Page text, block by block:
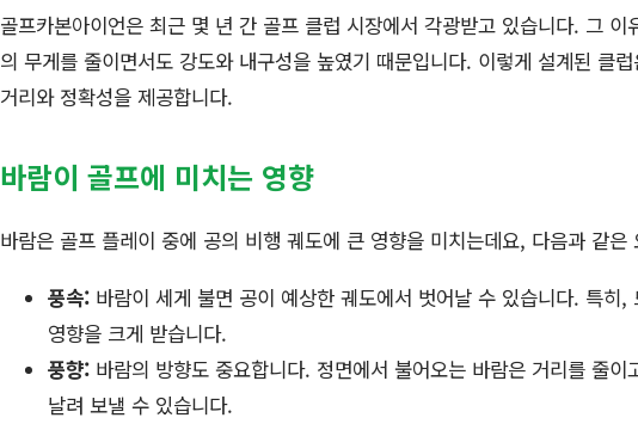
골프카본아이언은 최근 몇 년 간 골프 클럽 시장에서 각광받고 있습니다. 그
의 무게를 줄이면서도 강도와 내구성을 높였기 때문입니다. 이렇게 설계된 클
거리와 정확성을 제공합니다.
바람이 골프에 미치는 영향
바람은 골프 플레이 중에 공의 비행 궤도에 큰 영향을 미치는데요, 다음과 같은
풍속: 바람이 세게 불면 공이 예상한 궤도에서 벗어날 수 있습니다. 특히
영향을 크게 받습니다.
풍향: 바람의 방향도 중요합니다. 정면에서 불어오는 바람은 거리를 줄
날려 보낼 수 있습니다.